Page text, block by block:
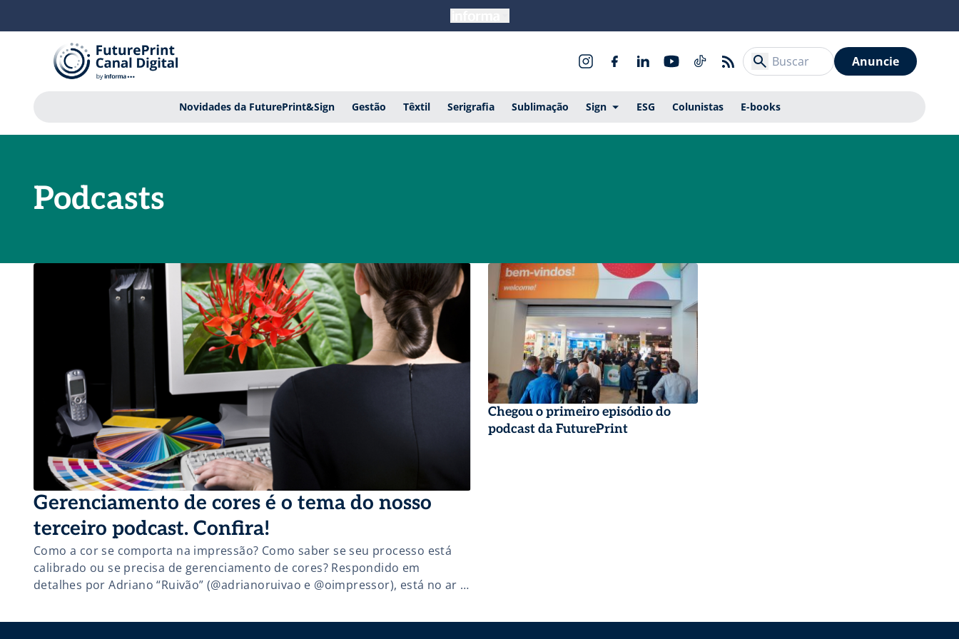
Anuncie
Novidades da FuturePrint&Sign Gestão Têxtil Serigrafia Sublimação Sign ESG Colunistas E-books
Podcasts
Gerenciamento de cores é o tema do nosso
terceiro podcast. Confira!
Como a cor se comporta na impressão? Como saber se seu processo está
calibrado ou se precisa de gerenciamento de cores? Respondido em
detalhes por Adriano “Ruivão” (@adrianoruivao e @oimpressor), está no ar o
Chegou o primeiro episódio do
podcast da FuturePrint